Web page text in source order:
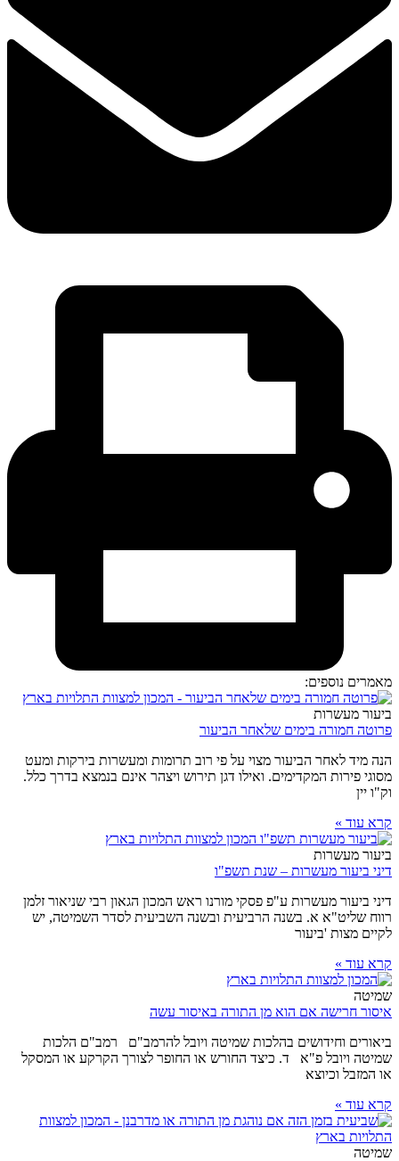
מאמרים נוספים:
ביעור מעשרות
פרוטה חמורה בימים שלאחר הביעור
הנה מיד לאחר הביעור מצוי על פי רוב תרומות ומעשרות בירקות ומעט
מסוגי פירות המקדימים. ואילו דגן תירוש ויצהר אינם בנמצא בדרך כלל.
וק"ו יין
קרא עוד »
ביעור מעשרות
דיני ביעור מעשרות – שנת תשפ"ו
דיני ביעור מעשרות ע"פ פסקי מורנו ראש המכון הגאון רבי שניאור זלמן
רווח שליט"א א. בשנה הרביעית ובשנה השביעית לסדר השמיטה, יש
לקיים מצות 'ביעור
קרא עוד »
שמיטה
איסור חרישה אם הוא מן התורה באיסור עשה
ביאורים וחידושים בהלכות שמיטה ויובל להרמב"ם רמב"ם הלכות
שמיטה ויובל פ"א ד. כיצד החורש או החופר לצורך הקרקע או המסקל
או המזבל וכיוצא
קרא עוד »
שמיטה